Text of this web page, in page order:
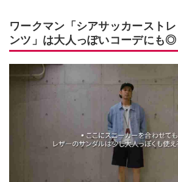
ワークマン「シアサッカースト
ンツ」は大人っぽいコーデにも◎